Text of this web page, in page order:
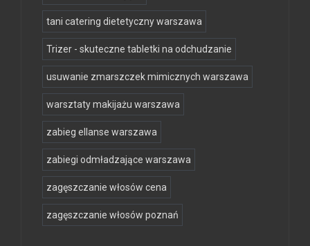
tani catering dietetyczny warszawa
Trizer - skuteczne tabletki na odchudzanie
usuwanie zmarszczek mimicznych warszawa
warsztaty makijażu warszawa
zabieg ellanse warszawa
zabiegi odmładzające warszawa
zagęszczanie włosów cena
zagęszczanie włosów poznań